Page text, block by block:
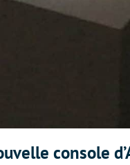
console